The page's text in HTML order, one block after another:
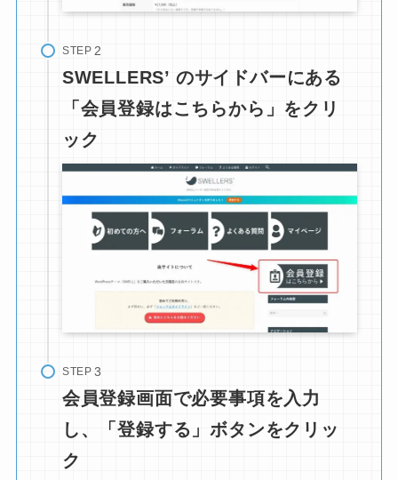
STEP
SWELLERS’ のサイドバーにある
「会員登録はこちらから」をクリ
ック
STEP
会員登録画面で必要事項を入力
し、「登録する」ボタンをクリッ
ク